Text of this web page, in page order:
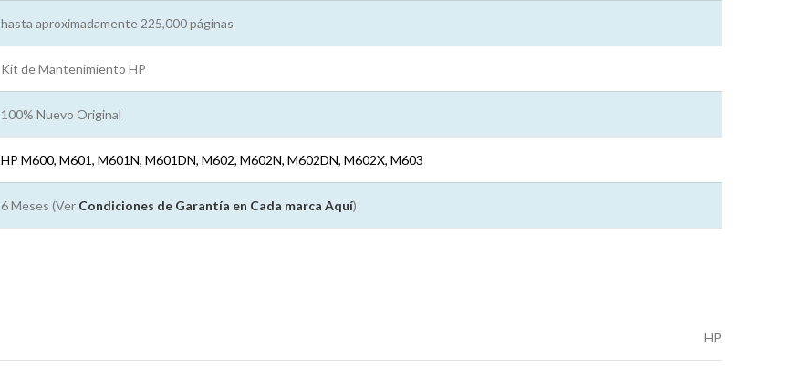
hasta aproximadamente 225,000 páginas
Kit de Mantenimiento HP
100% Nuevo Original
HP M600, M601, M601N, M601DN, M602, M602N, M602DN, M602X, M603
6 Meses (Ver Condiciones de Garantía en Cada marca Aquí)
HP